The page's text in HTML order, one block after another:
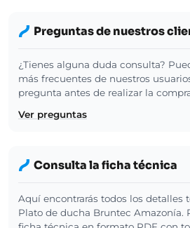
Preguntas de nuestros
¿Tienes alguna duda consulta?
más frecuentes de nuestros
pregunta antes de realizar la
Ver preguntas
Consulta la ficha técnica
Aquí encontrarás todos los detalles
Plato de ducha Bruntec Amazonía.